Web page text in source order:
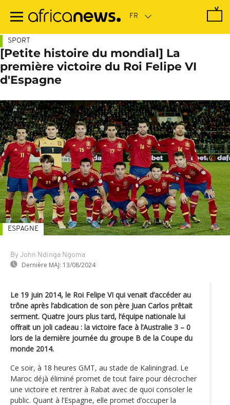
contenu
SPORT
[Petite histoire du mondial] La
première victoire du Roi Felipe VI
d'Espagne
By John Ndinga Ngoma
Dernière MAJ: 13/08/2024
ESPAGNE
Le 19 juin 2014, le Roi Felipe VI qui venait d’accéder au
trône après l’abdication de son père Juan Carlos prêtait
serment. Quatre jours plus tard, l‘équipe nationale lui
offrait un joli cadeau : la victoire face à l’Australie 3 – 0
lors de la dernière journée du groupe B de la Coupe du
monde 2014.
Ce soir, à 18 heures GMT, au stade de Kaliningrad. Le
Maroc déjà éliminé promet de tout faire pour décrocher
une victoire et rentrer à Rabat avec de quoi consoler le
public. Quant à l’Espagne, elle promet d’occuper la